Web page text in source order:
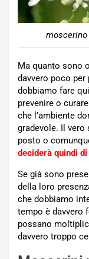
Ma quanto sono
davvero poco
dobbiamo fare
prevenire o
che l’ambiente
gradevole. Il vero
posto o
deciderà quindi
Se già sono
della loro
che dobbiamo
tempo è davvero
possano
davvero troppo